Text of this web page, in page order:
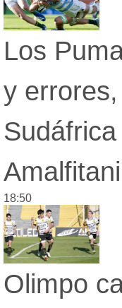
Los
y
Amalfitani
18:50
Olimpo